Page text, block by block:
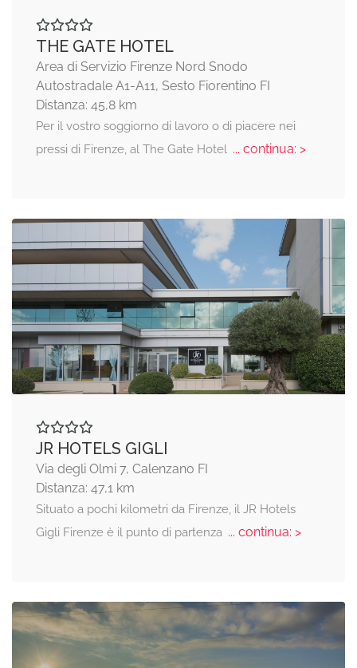
THE GATE HOTEL
Area di Servizio Firenze Nord Snodo
Autostradale A1-A11, Sesto Fiorentino FI
Distanza: 45,8 km
Per il vostro soggiorno di lavoro o di piacere nei
pressi di Firenze, al The Gate Hotel ... continua: >
JR HOTELS GIGLI
Via degli Olmi 7, Calenzano FI
Distanza: 47,1 km
Situato a pochi kilometri da Firenze, il JR Hotels
Gigli Firenze è il punto di partenza ... continua: >